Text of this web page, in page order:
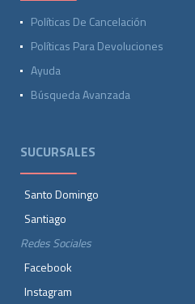
Políticas De Cancelación
Políticas Para Devoluciones
Ayuda
Búsqueda Avanzada
SUCURSALES
Santo Domingo
Santiago
Redes Sociales
Facebook
Instagram